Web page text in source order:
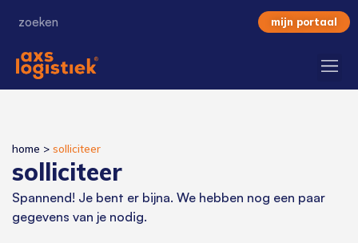
mijn portaal
home > solliciteer
solliciteer
Spannend! Je bent er bijna. We hebben nog een paar
gegevens van je nodig.